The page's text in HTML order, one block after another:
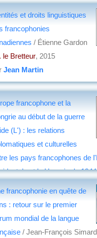
et droits linguistiques
francophonies
/ Étienne Gardon
le Bretteur, 2015
Jean Martin
francophone et la
au début de la guerre
(L') : les relations
et culturelles
les pays francophones de
et la Hongrie de
francophonie en quête de
: retour sur le premier
mondial de la langue
/ Jean-François